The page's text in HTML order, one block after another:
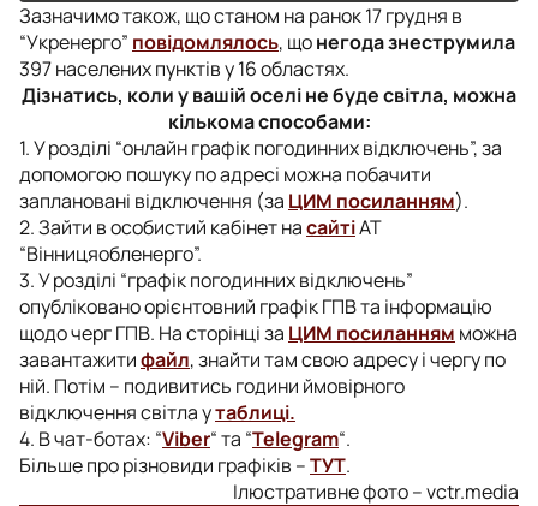
Зазначимо також, що станом на ранок 17 грудня в
“Укренерго” повідомлялось, щонегода знеструмила
397 населених пунктів у 16 областях.
Дізнатись, коли у вашій оселі не буде світла, можна
кількома способами:
1. У розділі “онлайн графік погодинних відключень”, за
допомогою пошуку по адресі можна побачити
заплановані відключення (за ЦИМ посиланням).
2. Зайти в особистий кабінет насайтіАТ
“Вінницяобленерго”.
3. У розділі “графік погодинних відключень”
опубліковано орієнтовний графік ГПВ та інформацію
щодо черг ГПВ. На сторінці за ЦИМ посиланням можна
завантажитифайл, знайти там свою адресу і чергу по
ній. Потім – подивитись години ймовірного
відключення світла утаблиці.
4. В чат-ботах: “Viber“ та “Telegram“.
Більше про різновиди графіків –ТУТ.
Ілюстративне фото – vctr.media